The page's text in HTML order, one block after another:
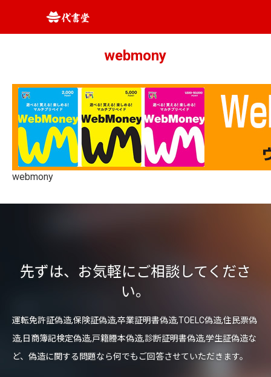
webmony
webmony
先ずは、お気軽にご相談してくださ
い。
運転免許証偽造,保険証偽造,卒業証明書偽造,TOELC偽造,住民票偽
造,日商簿記検定偽造,戸籍謄本偽造,診断証明書偽造,学生証偽造な
ど、偽造に関する問題なら何でもご回答させていただきます。